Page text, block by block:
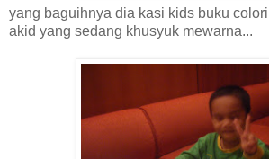
yang baguihnya dia kasi kids buku
akid yang sedang khusyuk mewarna...